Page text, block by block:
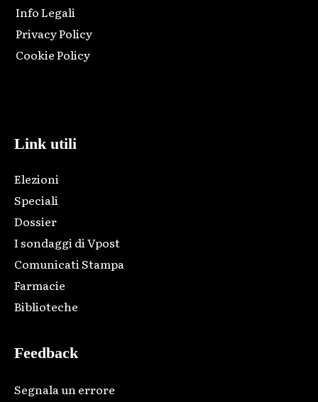
Info Legali
Privacy Policy
Cookie Policy
Link utili
Elezioni
Speciali
Dossier
I sondaggi di Vpost
Comunicati Stampa
Farmacie
Biblioteche
Feedback
Segnala un errore